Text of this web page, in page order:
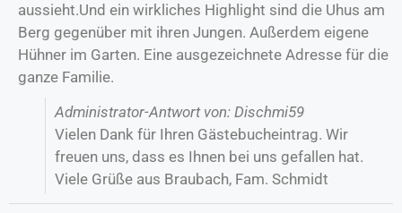
aussieht.Und ein wirkliches Highlight sind die Uhus am
Berg gegenüber mit ihren Jungen. Außerdem eigene
Hühner im Garten. Eine ausgezeichnete Adresse für die
ganze Familie.
Administrator-Antwort von: Dischmi59
Vielen Dank für Ihren Gästebucheintrag. Wir
freuen uns, dass es Ihnen bei uns gefallen hat.
Viele Grüße aus Braubach, Fam. Schmidt